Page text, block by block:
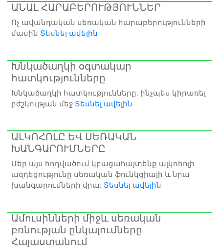
ԱՆԱԼ ՀԱՐԱԲԵՐՈՒԹՅՈՒՆՆԵՐ
Ոչ ավանդական սեռական հարաբերությունների
մասին Տեսնել ավելին
Խնկածաղկի օգտակար
հատկությունները
Խնկածաղկի հատկությունները: ինչպես կիրառել
բժշկության մեջ Տեսնել ավելին
ԱԼԿՈՀՈԼԸ ԵՎ ՍԵՌԱԿԱՆ
ԽԱՆԳԱՐՈՒՄՆԵՐԸ
Մեր այս հոդվածում կբացահայտենք ալկոհոլի
ազդեցությունը սեռական ֆունկցիայի և նրա
խանգարումների վրա: Տեսնել ավելին
Ամուսինների միջև սեռական
բռնության ընկալումները
Հայաստանում